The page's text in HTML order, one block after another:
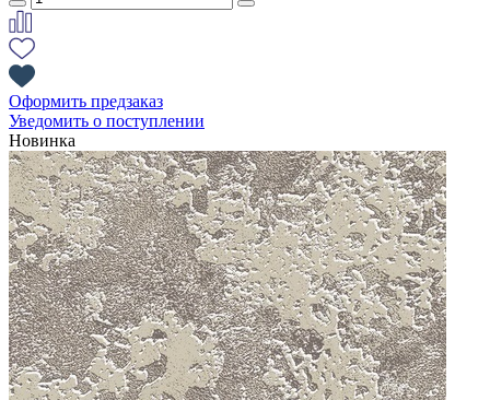
Оформить предзаказ
Уведомить о поступлении
Новинка